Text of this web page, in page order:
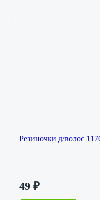
Резиночки д/волос
49 ₽